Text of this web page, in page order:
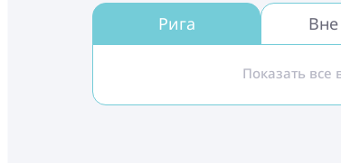
Рига
Показать все